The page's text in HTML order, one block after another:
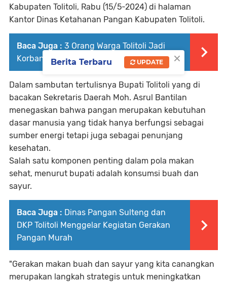
Kabupaten Tolitoli, Rabu (15/5-2024) di halaman
Kantor Dinas Ketahanan Pangan Kabupaten Tolitoli.
Baca Juga : 3 Orang Warga Tolitoli Jadi
Korban Ledakan Bom Ikan saat diracik
Dalam sambutan tertulisnya Bupati Tolitoli yang di
bacakan Sekretaris Daerah Moh. Asrul Bantilan
menegaskan bahwa pangan merupakan kebutuhan
dasar manusia yang tidak hanya berfungsi sebagai
sumber energi tetapi juga sebagai penunjang
kesehatan.
Salah satu komponen penting dalam pola makan
sehat, menurut bupati adalah konsumsi buah dan
sayur.
Baca Juga : Dinas Pangan Sulteng dan
DKP Tolitoli Menggelar Kegiatan Gerakan
Pangan Murah
"Gerakan makan buah dan sayur yang kita canangkan
merupakan langkah strategis untuk meningkatkan
×
Berita Terbaru UPDATE